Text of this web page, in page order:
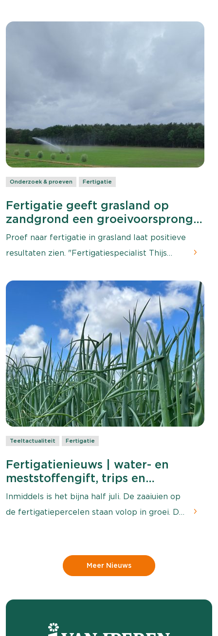
in het gewas. Daarnaast zorgt het aan het
zien in zomergerst. Praktijkgericht
onderzoeker Rick den Dekker laat het zien in
deze video.
Onderzoek & proeven Fertigatie
Fertigatie geeft grasland op
zandgrond een groeivoorsprong
in droge zomer
Proef naar fertigatie in grasland laat positieve
resultaten zien. "Fertigatiespecialist Thijs
doorgroeit als er water en voeding van onder
komt. Het gras staat niet stil, maar gaat de
hele tijd een beetje vooruit.”
Teeltactualiteit Fertigatie
Fertigatienieuws | water- en
meststoffengift, trips en
bladmeststoffen
Inmiddels is het bijna half juli. De zaaiuien op
de fertigatiepercelen staan volop in groei. De
de zaaiui veel energie in de ontwikkeling van
zowel het loof als de bol. Daarom heeft het
het loof vitaal en groeikrachtig te houden.
Daarnaast moet op dit moment ook kali in de
Meer Nieuws